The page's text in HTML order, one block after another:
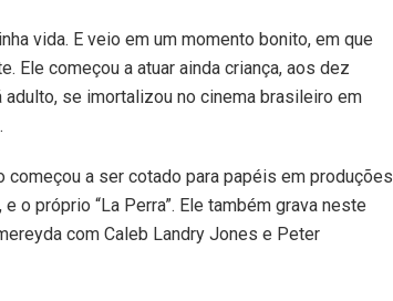
vida. E veio em um momento bonito, em que
Ele começou a atuar ainda criança, aos dez
adulto, se imortalizou no cinema brasileiro em
começou a ser cotado para papéis em produções
o próprio “La Perra”. Ele também grava neste
com Caleb Landry Jones e Peter